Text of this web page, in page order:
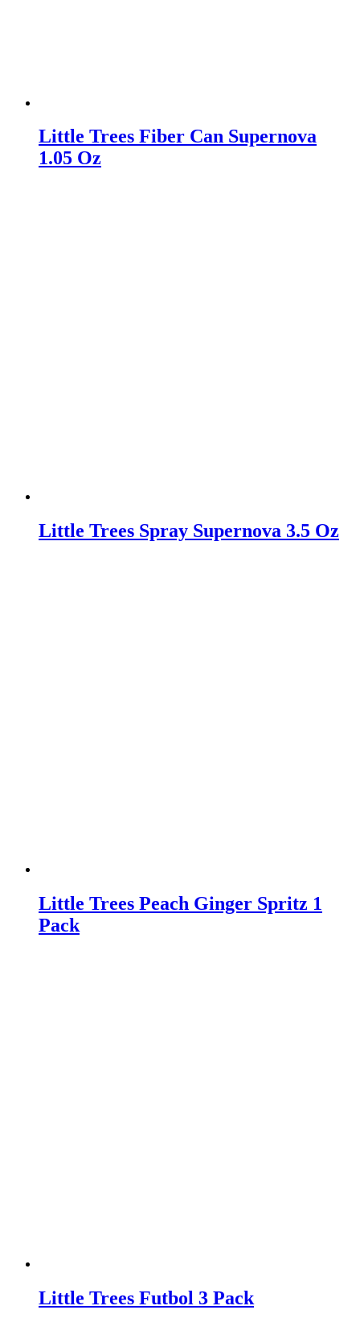
Little Trees Fiber Can Supernova
1.05 Oz
Little Trees Spray Supernova 3.5 Oz
Little Trees Peach Ginger Spritz 1
Pack
Little Trees Futbol 3 Pack